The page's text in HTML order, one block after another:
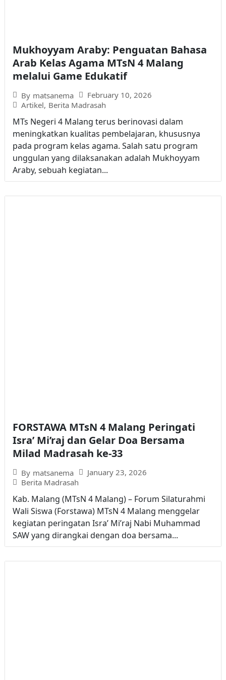
Mukhoyyam Araby: Penguatan Bahasa
Arab Kelas Agama MTsN 4 Malang
melalui Game Edukatif
By matsanema
February 10, 2026
Artikel, Berita Madrasah
MTs Negeri 4 Malang terus berinovasi dalam
meningkatkan kualitas pembelajaran, khususnya
pada program kelas agama. Salah satu program
unggulan yang dilaksanakan adalah Mukhoyyam
Araby, sebuah kegiatan...
FORSTAWA MTsN 4 Malang Peringati
Isra’ Mi’raj dan Gelar Doa Bersama
Milad Madrasah ke-33
By matsanema
January 23, 2026
Berita Madrasah
Kab. Malang (MTsN 4 Malang) – Forum Silaturahmi
Wali Siswa (Forstawa) MTsN 4 Malang menggelar
kegiatan peringatan Isra’ Mi’raj Nabi Muhammad
SAW yang dirangkai dengan doa bersama...